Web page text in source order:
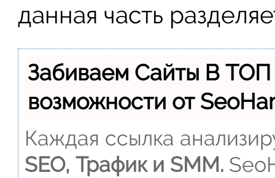
данная часть
Забиваем Сайты В
возможности от
Каждая ссылка
SEO, Трафик и SMM.